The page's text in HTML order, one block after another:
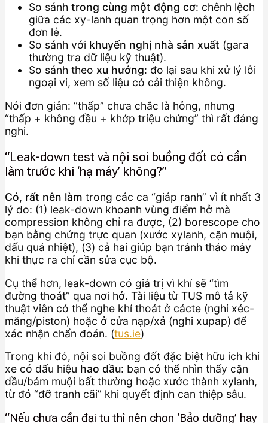
So sánh trong cùng một động cơ: chênh lệch
giữa các xy-lanh quan trọng hơn một con số
đơn lẻ.
So sánh với khuyến nghị nhà sản xuất (gara
thường tra dữ liệu kỹ thuật).
So sánh theo xu hướng: đo lại sau khi xử lý lỗi
ngoại vi, xem số liệu có cải thiện không.
Nói đơn giản: “thấp” chưa chắc là hỏng, nhưng
“thấp + không đều + khớp triệu chứng” thì rất đáng
nghi.
“Leak-down test và nội soi buồng đốt có cần
làm trước khi ‘hạ máy’ không?”
Có, rất nên làm trong các ca “giáp ranh” vì ít nhất 3
lý do: (1) leak-down khoanh vùng điểm hở mà
compression không chỉ ra được, (2) borescope cho
bạn bằng chứng trực quan (xước xylanh, cặn muội,
dấu quá nhiệt), (3) cả hai giúp bạn tránh tháo máy
khi thực ra chỉ cần sửa cục bộ.
Cụ thể hơn, leak-down có giá trị vì khí sẽ “tìm
đường thoát” qua nơi hở. Tài liệu từ TUS mô tả kỹ
thuật viên có thể nghe khí thoát ở cácte (nghi xéc-
măng/piston) hoặc ở cửa nạp/xả (nghi xupap) để
xác nhận chẩn đoán. (tus.ie)
Trong khi đó, nội soi buồng đốt đặc biệt hữu ích khi
xe có dấu hiệu hao dầu: bạn có thể nhìn thấy cặn
dầu/bám muội bất thường hoặc xước thành xylanh,
từ đó “đỡ tranh cãi” khi quyết định can thiệp sâu.
“Nếu chưa cần đại tu thì nên chọn ‘Bảo dưỡng’ hay